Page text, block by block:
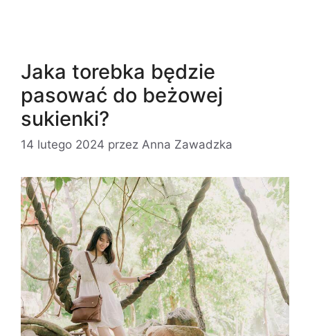
Jaka torebka będzie
pasować do beżowej
sukienki?
14 lutego 2024 przez Anna Zawadzka